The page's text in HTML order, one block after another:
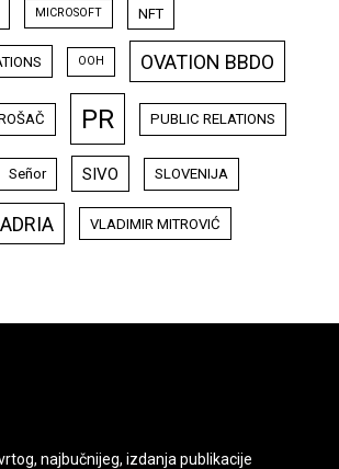
MICROSOFT NFT
OOH OVATION BBDO
PR PUBLIC RELATIONS
Señor SIVO SLOVENIJA
VLADIMIR MITROVIĆ
najbučnijeg, izdanja publikacije